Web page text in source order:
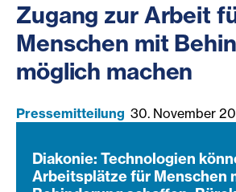
Zugang zur Arbeit
Menschen mit
möglich machen
Pressemitteilung 30. November
Diakonie: Technologien
Arbeitsplätze für Menschen